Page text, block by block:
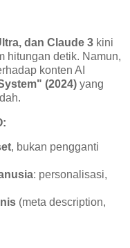
dan Claude 3 kini
hitungan detik. Namun,
konten AI
(2024) yang
, bukan pengganti
: personalisasi,
(meta description,